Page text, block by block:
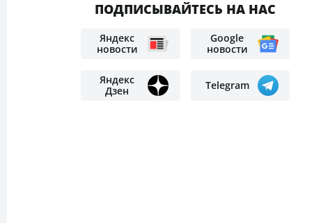
ПОДПИСЫВАЙТЕСЬ НА НАС
Яндекс
новости
Google
новости
Яндекс
Дзен
Telegram